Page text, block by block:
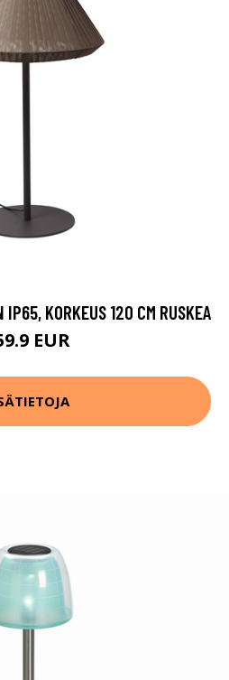
IP65, KORKEUS 120 CM RUSKEA
EUR